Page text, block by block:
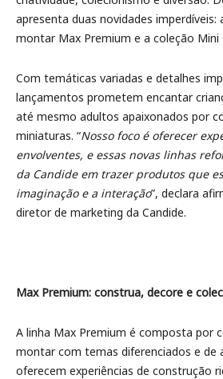
apresenta duas novidades imperdíveis:
montar Max Premium e a coleção Mini
Com temáticas variadas e detalhes
lançamentos prometem encantar
até mesmo adultos apaixonados por
miniaturas. “Nosso foco é oferecer
envolventes, e essas novas linhas
da Candide em trazer produtos que
imaginação e a interação”, declara
diretor de marketing da Candide.
Max Premium: construa, decore e
A linha Max Premium é composta por
montar com temas diferenciados e de
oferecem experiências de construção